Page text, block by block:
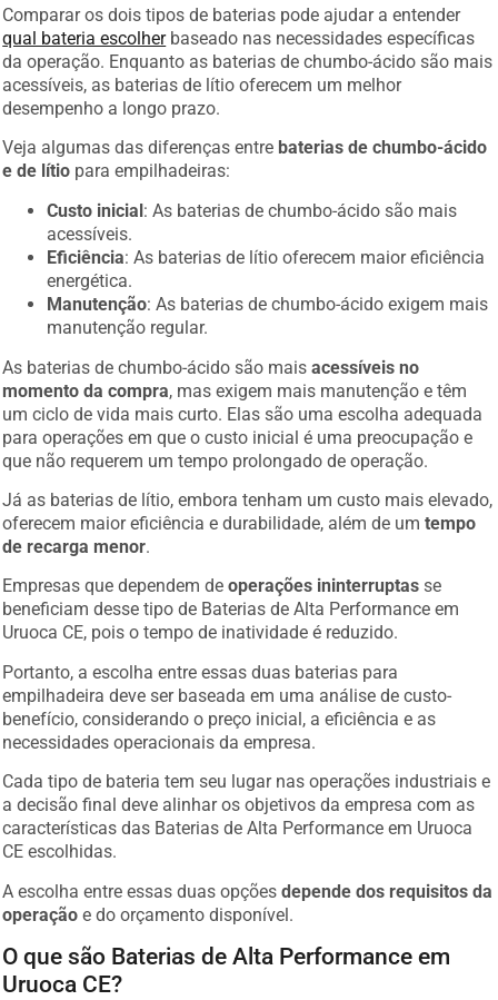
Comparar os dois tipos de baterias pode ajudar a entender
qual bateria escolherbaseado nas necessidades específicas
da operação. Enquanto as baterias de chumbo-ácido são mais
acessíveis, as baterias de lítio oferecem um melhor
desempenho a longo prazo.
Veja algumas das diferenças entre baterias de chumbo-ácido
e de lítio para empilhadeiras:
Custo inicial: As baterias de chumbo-ácido são mais
acessíveis.
Eficiência: As baterias de lítio oferecem maior eficiência
energética.
Manutenção: As baterias de chumbo-ácido exigem mais
manutenção regular.
As baterias de chumbo-ácido são maisacessíveis no
momento da compra, mas exigem mais manutenção e têm
um ciclo de vida mais curto. Elas são uma escolha adequada
para operações em que o custo inicial é uma preocupação e
que não requerem um tempo prolongado de operação.
Já as baterias de lítio, embora tenham um custo mais elevado,
oferecem maior eficiência e durabilidade, além de umtempo
de recarga menor.
Empresas que dependem deoperações ininterruptas se
beneficiam desse tipo de Baterias de Alta Performance em
Uruoca CE, pois o tempo de inatividade é reduzido.
Portanto, a escolha entre essas duas baterias para
empilhadeira deve ser baseada em uma análise de custo-
benefício, considerando o preço inicial, a eficiência e as
necessidades operacionais da empresa.
Cada tipo de bateria tem seu lugar nas operações industriais e
a decisão final deve alinhar os objetivos da empresa com as
características das Baterias de Alta Performance em Uruoca
CE escolhidas.
A escolha entre essas duas opçõesdepende dos requisitos da
operação e do orçamento disponível.
O que são Baterias de Alta Performance em
Uruoca CE?